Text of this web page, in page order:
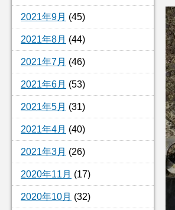
2021年9月 (45)
2021年8月 (44)
2021年7月 (46)
2021年6月 (53)
2021年5月 (31)
2021年4月 (40)
2021年3月 (26)
2020年11月 (17)
2020年10月 (32)